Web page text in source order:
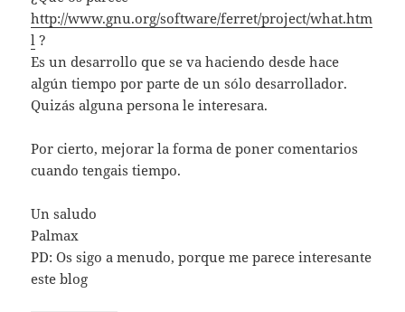
http://www.gnu.org/software/ferret/project/what.htm
l ?
Es un desarrollo que se va haciendo desde hace
algún tiempo por parte de un sólo desarrollador.
Quizás alguna persona le interesara.
Por cierto, mejorar la forma de poner comentarios
cuando tengais tiempo.
Un saludo
Palmax
PD: Os sigo a menudo, porque me parece interesante
este blog